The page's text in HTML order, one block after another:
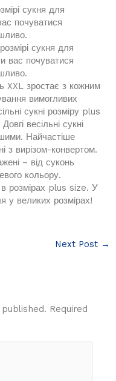
сукня для
почуватися
сукня для
вас почуватися
XXL зростає з кожним
вимогливих
сукні розміру plus
весільні сукні
Найчастіше
з вирізом-конвертом.
– від суконь
кольору.
в розмірах plus size. У
у великих розмірах!
Next Post →
Required